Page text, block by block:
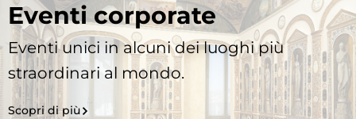
Eventi corporate
Eventi unici in alcuni dei luoghi più
straordinari al mondo.
Scopri di più